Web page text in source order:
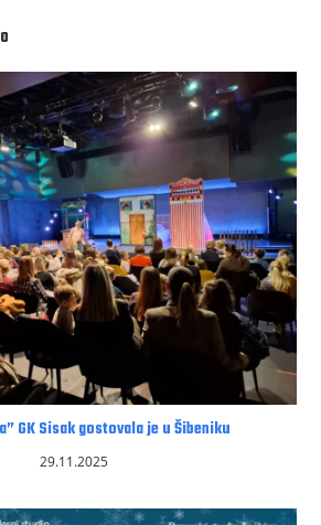
GK Sisak gostovala je u Šibeniku
29.11.2025